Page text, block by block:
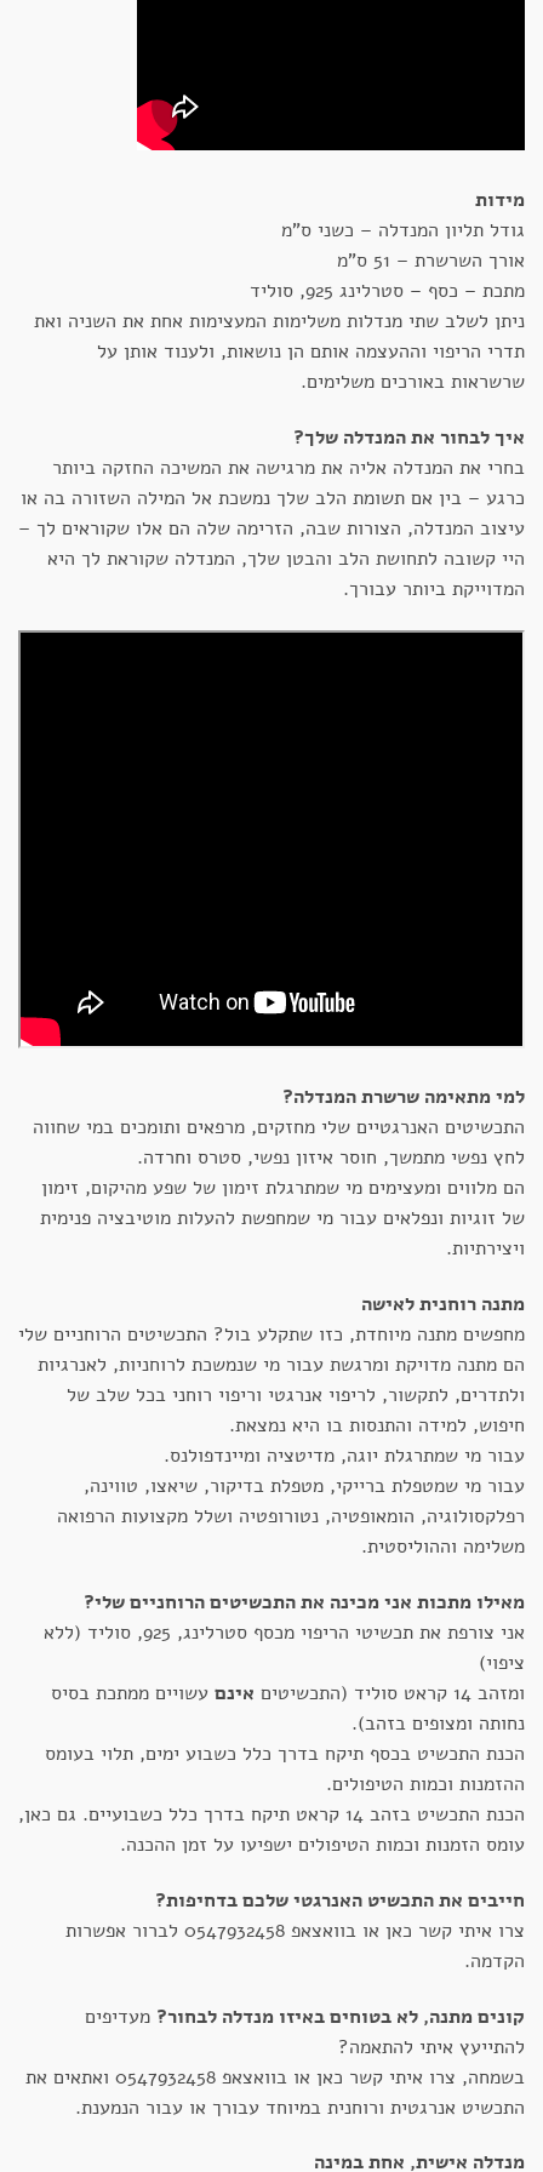
מידות
גודל תליון המנדלה – כשני ס"מ
אורך השרשרת – 51 ס"מ
מתכת – כסף – סטרלינג 925, סוליד
ניתן לשלב שתי מנדלות משלימות המעצימות אחת את השניה ואת
תדרי הריפוי וההעצמה אותם הן נושאות, ולענוד אותן על
שרשראות באורכים משלימים.
איך לבחור את המנדלה שלך?
בחרי את המנדלה אליה את מרגישה את המשיכה החזקה ביותר
כרגע – בין אם תשומת הלב שלך נמשכת אל המילה השזורה בה או
עיצוב המנדלה, הצורות שבה, הזרימה שלה הם אלו שקוראים לך –
היי קשובה לתחושת הלב והבטן שלך, המנדלה שקוראת לך היא
המדוייקת ביותר עבורך.
למי מתאימה שרשרת המנדלה?
התכשיטים האנרגטיים שלי מחזקים, מרפאים ותומכים במי שחווה
לחץ נפשי מתמשך, חוסר איזון נפשי, סטרס וחרדה.
הם מלווים ומעצימים מי שמתרגלת זימון של שפע מהיקום, זימון
של זוגיות ונפלאים עבור מי שמחפשת להעלות מוטיבציה פנימית
ויצירתיות.
מתנה רוחנית לאישה
מחפשים מתנה מיוחדת, כזו שתקלע בול? התכשיטים הרוחניים שלי
הם מתנה מדויקת ומרגשת עבור מי שנמשכת לרוחניות, לאנרגיות
ולתדרים, לתקשור, לריפוי אנרגטי וריפוי רוחני בכל שלב של
חיפוש, למידה והתנסות בו היא נמצאת.
עבור מי שמתרגלת יוגה, מדיטציה ומיינדפולנס.
עבור מי שמטפלת ברייקי, מטפלת בדיקור, שיאצו, טווינה,
רפלקסולוגיה, הומאופטיה, נטורופטיה ושלל מקצועות הרפואה
משלימה וההוליסטית.
מאילו מתכות אני מכינה את התכשיטים הרוחניים שלי?
אני צורפת את תכשיטי הריפוי מכסף סטרלינג, 925, סוליד (ללא
ציפוי)
ומזהב 14 קראט סוליד (התכשיטים
אינם עשויים ממתכת בסיס
נחותה ומצופים בזהב).
הכנת התכשיט בכסף תיקח בדרך כלל כשבוע ימים, תלוי בעומס
ההזמנות וכמות הטיפולים.
הכנת התכשיט בזהב 14 קראט תיקח בדרך כלל כשבועיים. גם כאן,
עומס הזמנות וכמות הטיפולים ישפיעו על זמן ההכנה.
חייבים את התכשיט האנרגטי שלכם בדחיפות?
צרו איתי קשר כאן או בוואצאפ 0547932458 לברור אפשרות
הקדמה.
קונים מתנה, לא בטוחים באיזו מנדלה לבחור? מעדיפים
להתייעץ איתי להתאמה?
בשמחה, צרו איתי קשר כאן או בוואצאפ 0547932458 ואתאים את
התכשיט אנרגטית ורוחנית במיוחד עבורך או עבור הנמענת.
מנדלה אישית, אחת במינה